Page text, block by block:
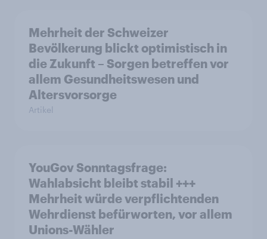
Mehrheit der Schweizer
Bevölkerung blickt optimistisch in
die Zukunft – Sorgen betreffen vor
allem Gesundheitswesen und
Altersvorsorge
Artikel
YouGov Sonntagsfrage:
Wahlabsicht bleibt stabil +++
Mehrheit würde verpflichtenden
Wehrdienst befürworten, vor allem
Unions-Wähler